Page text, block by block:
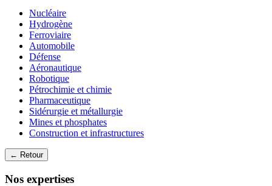
Nucléaire
Hydrogène
Ferroviaire
Automobile
Défense
Aéronautique
Robotique
Pétrochimie et chimie
Pharmaceutique
Sidérurgie et métallurgie
Mines et phosphates
Construction et infrastructures
← Retour
Nos expertises